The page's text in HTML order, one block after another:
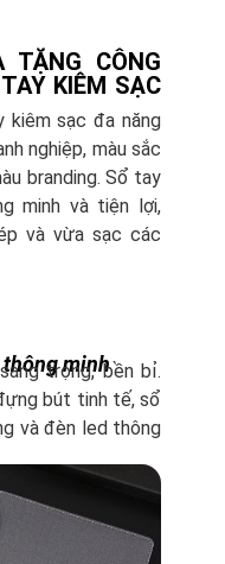
TẶNG CÔNG
KIÊM SẠC
sạc đa năng
nghiệp, màu sắc
branding. Sổ tay
minh và tiện lợi,
và vừa sạc các
thông minh
trọng, bền bỉ.
bút tinh tế, sổ
và đèn led thông